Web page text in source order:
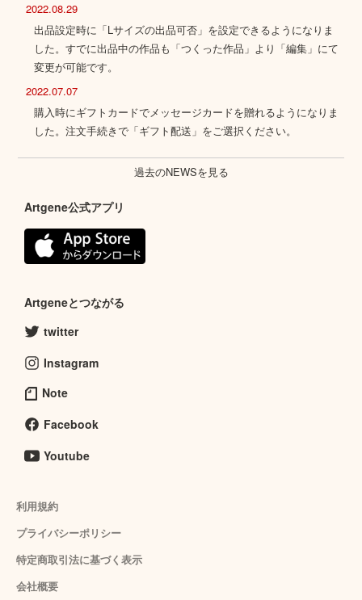
2022.08.29
出品設定時に「Lサイズの出品可否」を設定できるようになりま
した。すでに出品中の作品も「つくった作品」より「編集」にて
変更が可能です。
2022.07.07
購入時にギフトカードでメッセージカードを贈れるようになりま
した。注文手続きで「ギフト配送」をご選択ください。
過去のNEWSを見る
Artgene公式アプリ
Artgeneとつながる
twitter
Instagram
Note
Facebook
Youtube
利用規約
プライバシーポリシー
特定商取引法に基づく表示
会社概要